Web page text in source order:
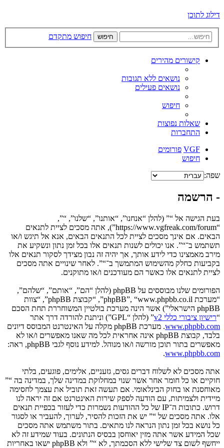
דילוג לתוכן
חיפוש חיפוש מתקדם
קישורים מהירים
נושאים ללא תגובות
נושאים פעילים
חיפוש
שאלות נפוצות
התחברות
VGF פורומים
חיפוש
שפה:
- הרשמה
בעת הגישה אל “” (להלן “אנחנו”, “אותנו”, “שלנו”, “”,
“https://www.vgfreak.com/forum”), אתה מסכים לציית לתנאים
הבאים. אם אינך מסכים לציית לכל התנאים הבאים, אנא אל תיגש ו/או
תשתמש ב־“”. אנו יכולים לשנות תנאים אלו בכל זמן נתון ונשקיע את
מירב מאמצינו כדי לידע אותך, אך יהיה זה נבון מצידך לסקור תנאים אלו
בקביעות כחלק מהשימוש המתמשך ב־“”. לאחר שינויים אתה מסכים
לציית לתנאים אלו כאשר הם מעודכנים ו/או מתוקנים.
הפורומים שלנו מבוססים על phpBB (להלן “הם”, “אותם”, “שלהם”,
“מערכת phpBB”, “www.phpbb.co.il”, “קבוצת phpBB”, “צוות
phpBB הישראלי”) אשר הינה מערכת בולטיין המשוחררת תחת הסכם
“רישיון ציבורי כללי v2
” (להלן “GPL”) וניתנת להורדה דרך אתר
www.phpbb.com
. מערכת phpBB מקלה על האינטרנט המבוסס דיונים
בלבד, קבוצת phpBB אינה אחראית לכל מה שאנו מאפשרים ו/או לא
מאפשרים בתור תוכן מורשה ו/או מנוהל. למידע נוסף לגבי phpBB, ראה:
www.phpbb.com
.
אתה מסכים לא לשלוח דברים גסים, גזעניים, אלימים, פוגעים, בלתי
חוקיים או כל חומר אחר אשר שנוי במחלוקת במדינה שלך, במדינה בה “”
מאוחסנת או בחוק הבינלאומי. אם תעשה זאת תוביל את עצמך לחסימה
מיידית ולצמיתות, עם הודעה לספק שירות האינטרנט אם זה יראה לנו
דרוש. כתובות ה־IP של כל ההודעות נשמרות כדי לעזור בכפיית תנאים
אלו. אתה מסכים של “” יש את הזכות להסיר, לערוך, להעביר או לסגור
כל נושא בכל זמן נתון הנראה לנו מתאים. בתור משתמש אתה מסכים
שכל המידע אשר אתה מזין יאוחסן בבסיס הנתונים. בעוד שמידע זה לא
ייחשף לשום צד שלישי ללא הסכמתך, לא “” ולא phpBB ישאו באחריות